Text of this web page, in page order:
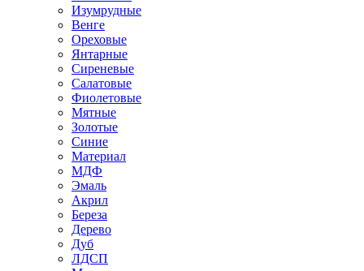
Изумрудные
Венге
Ореховые
Янтарные
Сиреневые
Салатовые
Фиолетовые
Мятные
Золотые
Синие
Материал
МДФ
Эмаль
Акрил
Береза
Дерево
Дуб
ЛДСП